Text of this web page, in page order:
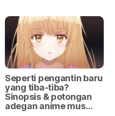
Seperti pengantin baru
yang tiba-tiba?
Sinopsis & potongan
adegan anime mus…